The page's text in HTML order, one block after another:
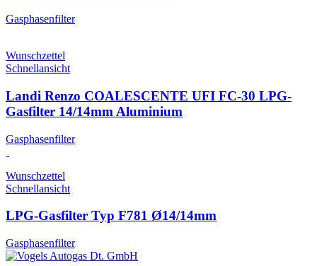
Gasphasenfilter
Wunschzettel
Schnellansicht
Landi Renzo COALESCENTE UFI FC-30 LPG-
Gasfilter 14/14mm Aluminium
Gasphasenfilter
Wunschzettel
Schnellansicht
LPG-Gasfilter Typ F781 Ø14/14mm
Gasphasenfilter